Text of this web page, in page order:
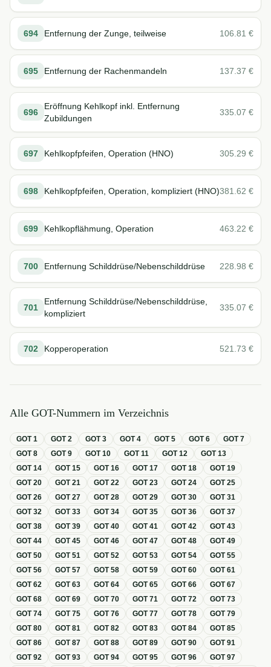
694 Entfernung der Zunge, teilweise 106.81 €
695 Entfernung der Rachenmandeln 137.37 €
696
Eröffnung Kehlkopf inkl. Entfernung
Zubildungen
335.07 €
697 Kehlkopfpfeifen, Operation (HNO) 305.29 €
698 Kehlkopfpfeifen, Operation, kompliziert (HNO)381.62 €
699 Kehlkopflähmung, Operation 463.22 €
700 Entfernung Schilddrüse/Nebenschilddrüse 228.98 €
701
Entfernung Schilddrüse/Nebenschilddrüse,
kompliziert
335.07 €
702 Kopperoperation 521.73 €
Alle GOT-Nummern im Verzeichnis
GOT1 GOT2 GOT3 GOT4 GOT5 GOT6 GOT7
GOT8 GOT9 GOT10 GOT11 GOT12 GOT13
GOT14 GOT15 GOT16 GOT17 GOT18 GOT19
GOT20 GOT21 GOT22 GOT23 GOT24 GOT25
GOT26 GOT27 GOT28 GOT29 GOT30 GOT31
GOT32 GOT33 GOT34 GOT35 GOT36 GOT37
GOT38 GOT39 GOT40 GOT41 GOT42 GOT43
GOT44 GOT45 GOT46 GOT47 GOT48 GOT49
GOT50 GOT51 GOT52 GOT53 GOT54 GOT55
GOT56 GOT57 GOT58 GOT59 GOT60 GOT61
GOT62 GOT63 GOT64 GOT65 GOT66 GOT67
GOT68 GOT69 GOT70 GOT71 GOT72 GOT73
GOT74 GOT75 GOT76 GOT77 GOT78 GOT79
GOT80 GOT81 GOT82 GOT83 GOT84 GOT85
GOT86 GOT87 GOT88 GOT89 GOT90 GOT91
GOT92 GOT93 GOT94 GOT95 GOT96 GOT97